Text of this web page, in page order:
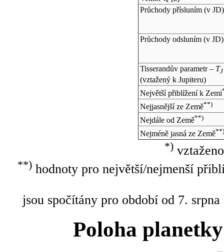
Průchody přísluním (v JD)
Průchody odsluním (v JD)
Tisserandův parametr – TJ
(vztažený k Jupiteru)
Největší přiblížení k Zemi
Nejjasnější ze Země**)
Nejdále od Země**)
Nejméně jasná ze Země**)
*)
**)hodnoty pro největší/nejmenší
jsou spočítány pro období od 7.
Poloha